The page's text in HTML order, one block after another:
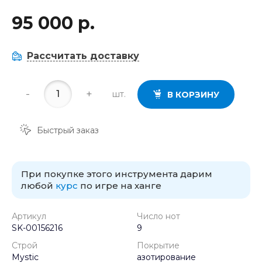
95 000 р.
Рассчитать доставку
- + шт. В КОРЗИНУ
Быстрый заказ
При покупке этого инструмента дарим
любой курс по игре на ханге
Артикул
SK-00156216
Число нот
9
Строй
Mystic
Покрытие
азотирование